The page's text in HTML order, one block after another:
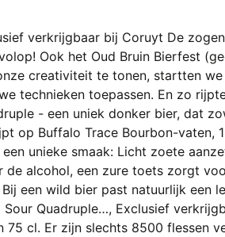
verkrijgbaar bij Coruyt De
Ook het Oud Bruin Bierfest
creativiteit te tonen, startten we
technieken toepassen. En zo
- een uniek donker bier, dat
op Buffalo Trace Bourbon-
unieke smaak: Licht zoete
alcohol, een zure toets zorgt
een wild bier past natuurlijk een
Quadruple…, Exclusief
cl. Er zijn slechts 8500 flessen